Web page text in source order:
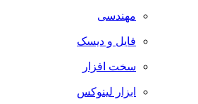
مهندسی
فایل و دیسک
سخت افزار
ابزار لینوکس